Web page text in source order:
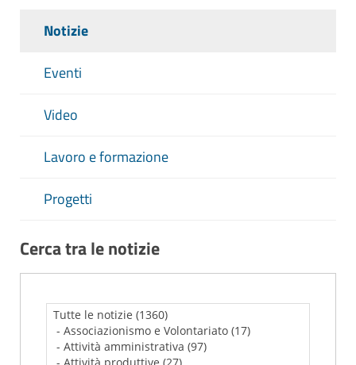
Notizie
Eventi
Video
Lavoro e formazione
Progetti
Cerca tra le notizie